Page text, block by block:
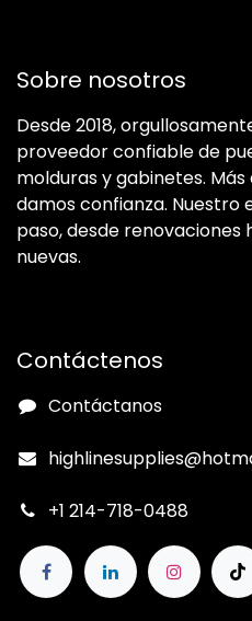
Sobre nosotros
Desde 2018,
proveedor confiable de
molduras y gabinetes.
damos confianza. Nuestro
paso, desde
nuevas.
Contáctenos
Contáctanos
+1 214-718-0488